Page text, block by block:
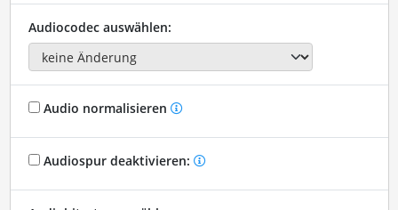
Audiocodec auswählen:
Audio normalisieren
Audiospur deaktivieren: